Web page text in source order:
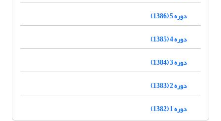
دوره 5 (1386)
دوره 4 (1385)
دوره 3 (1384)
دوره 2 (1383)
دوره 1 (1382)